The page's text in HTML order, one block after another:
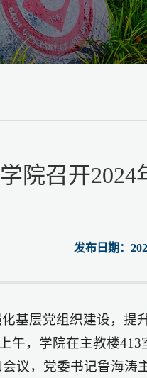
院召开
发布日期：
基层党组织建设，提
午，学院在主教楼
议，党委书记鲁海涛